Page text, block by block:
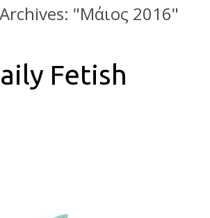
"Μάιος 2016"
Fetish